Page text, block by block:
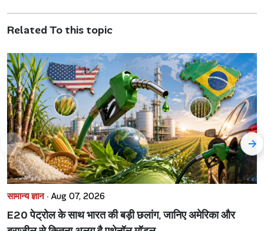
Related To this topic
सामान्य ज्ञान · Aug 07, 2026
E20 पेट्रोल के साथ भारत की बड़ी छलांग, जानिए अमेरिका और